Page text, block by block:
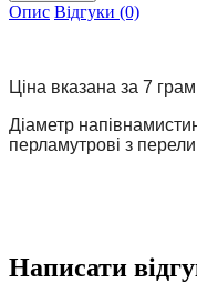
Опис Відгуки (0)
Ціна вказана за 7
Діаметр
перламутрові з
Написати